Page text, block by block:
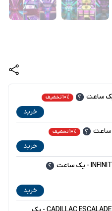
10% تخفیف
خرید
10% تخفیف
خرید
خرید